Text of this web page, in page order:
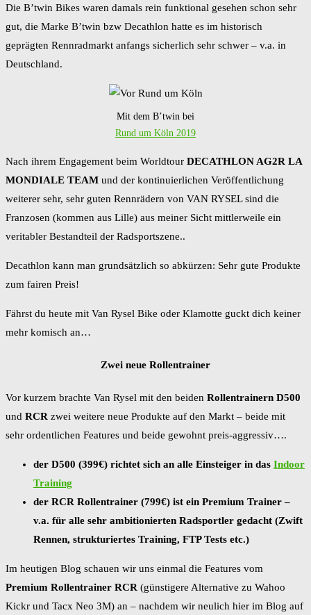
Die B’twin Bikes waren damals rein funktional gesehen schon sehr
gut, die Marke B’twin bzw Decathlon hatte es im historisch
geprägten Rennradmarkt anfangs sicherlich sehr schwer – v.a. in
Deutschland.
Mit dem B’twin bei
Rund um Köln 2019
Nach ihrem Engagement beim Worldtour DECATHLON AG2R LA
MONDIALE TEAM und der kontinuierlichen Veröffentlichung
weiterer sehr, sehr guten Rennrädern von VAN RYSEL sind die
Franzosen (kommen aus Lille) aus meiner Sicht mittlerweile ein
veritabler Bestandteil der Radsportszene..
Decathlon kann man grundsätzlich so abkürzen: Sehr gute Produkte
zum fairen Preis!
Fährst du heute mit Van Rysel Bike oder Klamotte guckt dich keiner
mehr komisch an…
Zwei neue Rollentrainer
Vor kurzem brachte Van Rysel mit den beiden Rollentrainern D500
und RCR zwei weitere neue Produkte auf den Markt – beide mit
sehr ordentlichen Features und beide gewohnt preis-aggressiv….
der D500 (399€) richtet sich an alle Einsteiger in das Indoor
Training
der RCR Rollentrainer (799€) ist ein Premium Trainer –
v.a. für alle sehr ambitionierten Radsportler gedacht (Zwift
Rennen, strukturiertes Training, FTP Tests etc.)
Im heutigen Blog schauen wir uns einmal die Features vom
Premium Rollentrainer RCR (günstigere Alternative zu Wahoo
Kickr und Tacx Neo 3M) an – nachdem wir neulich hier im Blog auf